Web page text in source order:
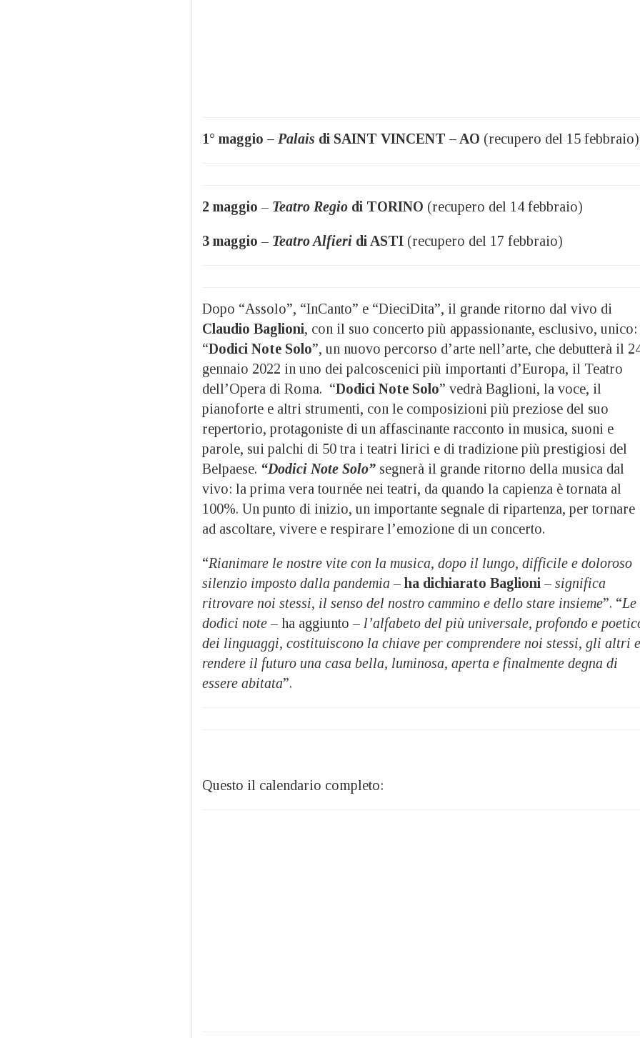
1° maggio – Palais di SAINT VINCENT – AO (recupero del 15 febbraio)
2 maggio – Teatro Regio di TORINO (recupero del 14 febbraio)
3 maggio – Teatro Alfieri di ASTI (recupero del 17 febbraio)
Dopo “Assolo”, “InCanto” e “DieciDita”, il grande ritorno dal vivo di
Claudio Baglioni, con il suo concerto più appassionante, esclusivo, unico:
“Dodici Note Solo”, un nuovo percorso d’arte nell’arte, che debutterà il
gennaio 2022 in uno dei palcoscenici più importanti d’Europa, il Teatro
dell’Opera di Roma. “Dodici Note Solo” vedrà Baglioni, la voce, il
pianoforte e altri strumenti, con le composizioni più preziose del suo
repertorio, protagoniste di un affascinante racconto in musica, suoni e
parole, sui palchi di 50 tra i teatri lirici e di tradizione più prestigiosi del
Belpaese. “Dodici Note Solo” segnerà il grande ritorno della musica dal
vivo: la prima vera tournée nei teatri, da quando la capienza è tornata al
100%. Un punto di inizio, un importante segnale di ripartenza, per tornare
ad ascoltare, vivere e respirare l’emozione di un concerto.
“Rianimare le nostre vite con la musica, dopo il lungo, difficile e doloroso
silenzio imposto dalla pandemia – ha dichiarato Baglioni – significa
ritrovare noi stessi, il senso del nostro cammino e dello stare insieme”. “Le
dodici note – ha aggiunto – l’alfabeto del più universale, profondo e
dei linguaggi, costituiscono la chiave per comprendere noi stessi, gli altri e
rendere il futuro una casa bella, luminosa, aperta e finalmente degna di
essere abitata”.
Questo il calendario completo: